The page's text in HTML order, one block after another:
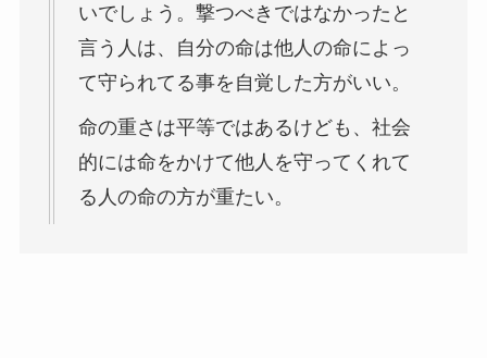
いでしょう。撃つべきではなかったと
言う人は、自分の命は他人の命によっ
て守られてる事を自覚した方がいい。
命の重さは平等ではあるけども、社会
的には命をかけて他人を守ってくれて
る人の命の方が重たい。